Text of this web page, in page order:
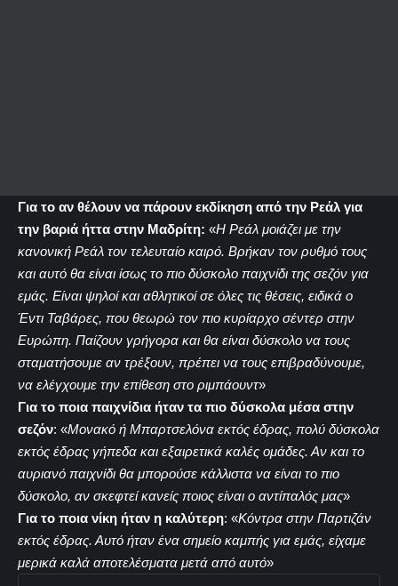
Για το αν θέλουν να πάρουν εκδίκηση από την Ρεάλ για
την βαριά ήττα στην Μαδρίτη: «Η Ρεάλ μοιάζει με την
κανονική Ρεάλ τον τελευταίο καιρό. Βρήκαν τον ρυθμό τους
και αυτό θα είναι ίσως το πιο δύσκολο παιχνίδι της σεζόν για
εμάς. Είναι ψηλοί και αθλητικοί σε όλες τις θέσεις, ειδικά ο
Έντι Ταβάρες, που θεωρώ τον πιο κυρίαρχο σέντερ στην
Ευρώπη. Παίζουν γρήγορα και θα είναι δύσκολο να τους
σταματήσουμε αν τρέξουν, πρέπει να τους επιβραδύνουμε,
να ελέγχουμε την επίθεση στο ριμπάουντ»
Για το ποια παιχνίδια ήταν τα πιο δύσκολα μέσα στην
σεζόν: «Μονακό ή Μπαρτσελόνα εκτός έδρας, πολύ δύσκολα
εκτός έδρας γήπεδα και εξαιρετικά καλές ομάδες. Αν και το
αυριανό παιχνίδι θα μπορούσε κάλλιστα να είναι το πιο
δύσκολο, αν σκεφτεί κανείς ποιος είναι ο αντίπαλός μας»
Για το ποια νίκη ήταν η καλύτερη: «Κόντρα στην Παρτιζάν
εκτός έδρας. Αυτό ήταν ένα σημείο καμπής για εμάς, είχαμε
μερικά καλά αποτελέσματα μετά από αυτό»